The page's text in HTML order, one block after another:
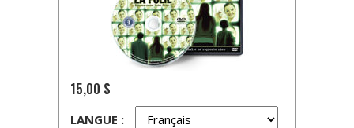
15,00 $
LANGUE :